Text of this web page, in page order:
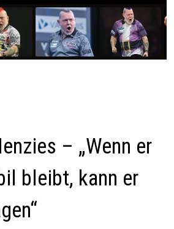
– „Wenn er
bleibt, kann er